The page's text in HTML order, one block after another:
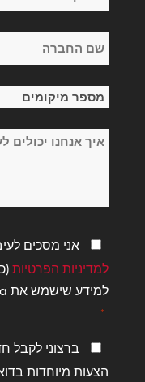
*
שם
החברה
*
מספר
*
איך
לעזור?
מדיניות
פרטיות
*
אני מסכים
למדיניות הפרטיות
למידע שישמש את Mood Media כדי ליצור איתי קשר.
*
שמור
על
ברצוני לקבל
הצעות מיוחדות